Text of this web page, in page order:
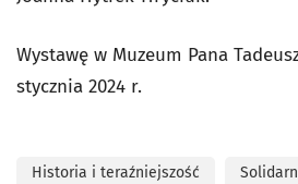
Wystawę w Muzeum Pana
stycznia 2024 r.
Historia i teraźniejszość